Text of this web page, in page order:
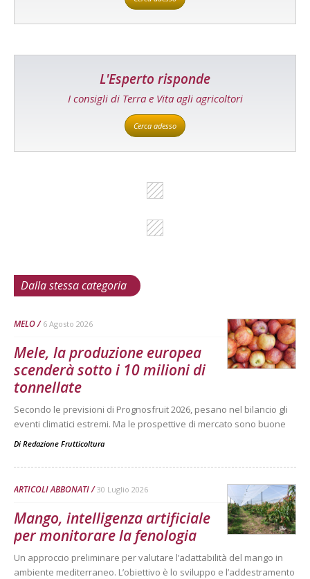
L'Esperto risponde
I consigli di Terra e Vita agli agricoltori
Cerca adesso
Dalla stessa categoria
MELO 6 Agosto 2026
Mele, la produzione europea
scenderà sotto i 10 milioni di
tonnellate
Secondo le previsioni di Prognosfruit 2026, pesano nel bilancio gli
eventi climatici estremi. Ma le prospettive di mercato sono buone
Di Redazione Frutticoltura
ARTICOLI ABBONATI 30 Luglio 2026
Mango, intelligenza artificiale
per monitorare la fenologia
Un approccio preliminare per valutare l’adattabilità del mango in
ambiente mediterraneo. L’obiettivo è lo sviluppo e l’addestramento